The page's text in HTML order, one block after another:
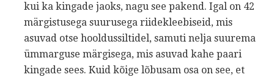
kui ka kingade jaoks, nagu see pakend. Igal on 42
märgistusega suurusega riidekleebiseid, mis
asuvad otse hooldussiltidel, samuti nelja suurema
ümmarguse märgisega, mis asuvad kahe paari
kingade sees. Kuid kõige lõbusam osa on see, et